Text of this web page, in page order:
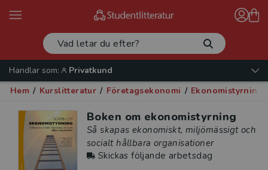
Handlar som:
Privatkund
Hem / Kurslitteratur / Företagsekonomi / Ekonomistyrning
Boken om ekonomistyrning
Så skapas ekonomiskt, miljömässigt och
socialt hållbara organisationer
Skickas följande arbetsdag